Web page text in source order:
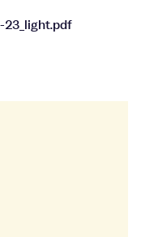
23_light.pdf